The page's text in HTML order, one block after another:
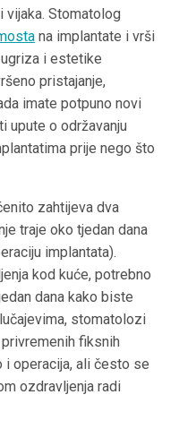
vijaka. Stomatolog
na implantate i vrši
i estetike
pristajanje,
imate potpuno novi
upute o održavanju
prije nego što
zahtijeva dva
traje oko tjedan dana
implantata).
kod kuće, potrebno
dana kako biste
stomatolozi
fiksnih
i operacija, ali često se
ozdravljenja radi